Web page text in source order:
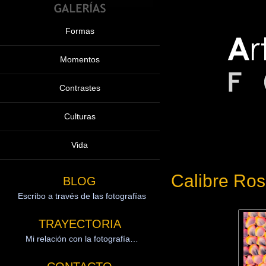
Formas
Momentos
Contrastes
Culturas
Vida
BLOG
Escribo a través de las fotografías
TRAYECTORIA
Mi relación con la fotografía…
Calibre